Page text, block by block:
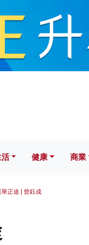
健康
健康 商業
舉正途 | 曾鈺成